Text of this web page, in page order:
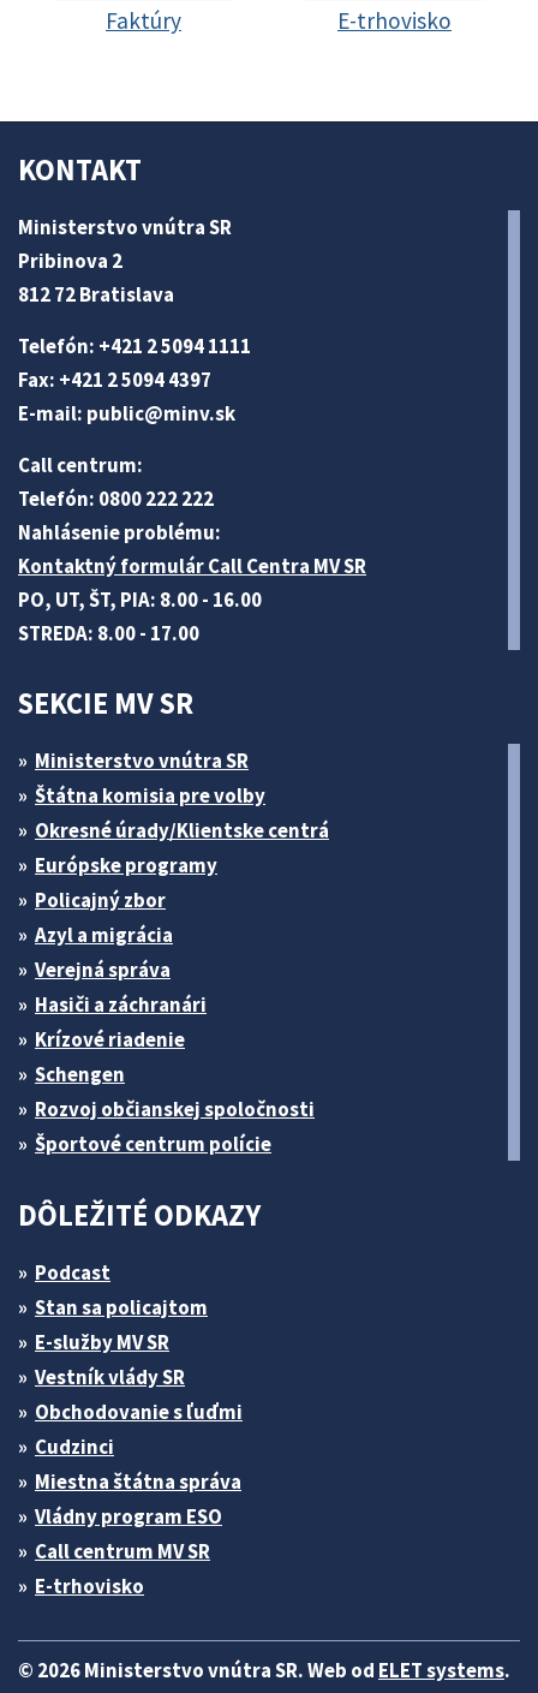
Faktúry E-trhovisko
KONTAKT
Ministerstvo vnútra SR
Pribinova 2
812 72 Bratislava
Telefón: +421 2 5094 1111
Fax: +421 2 5094 4397
E-mail: public@minv.sk
Call centrum:
Telefón: 0800 222 222
Nahlásenie problému:
Kontaktný formulár Call Centra MV SR
PO, UT, ŠT, PIA: 8.00 - 16.00
STREDA: 8.00 - 17.00
SEKCIE MV SR
Ministerstvo vnútra SR
Štátna komisia pre volby
Okresné úrady/Klientske centrá
Európske programy
Policajný zbor
Azyl a migrácia
Verejná správa
Hasiči a záchranári
Krízové riadenie
Schengen
Rozvoj občianskej spoločnosti
Športové centrum polície
DÔLEŽITÉ ODKAZY
Podcast
Stan sa policajtom
E-služby MV SR
Vestník vlády SR
Obchodovanie s ľuďmi
Cudzinci
Miestna štátna správa
Vládny program ESO
Call centrum MV SR
E-trhovisko
© 2026 Ministerstvo vnútra SR. Web od ELET systems.